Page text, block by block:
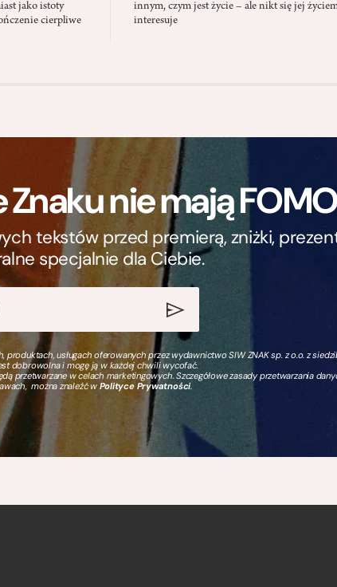
jako istoty
cierpliwe
innym, czym jest życie – ale nikt się jej
interesuje
nie mają
tekstów przed premierą, zniżki,
specjalnie dla Ciebie.
usługach oferowanych przez wydawnictwo SIW ZNAK sp. z o.o. z
dobrowolna i mogę ją w każdej chwili wycofać.
przetwarzane w celach marketingowych. Szczegółowe zasady przetwarzania
można znaleźć wPolityce Prywatności.